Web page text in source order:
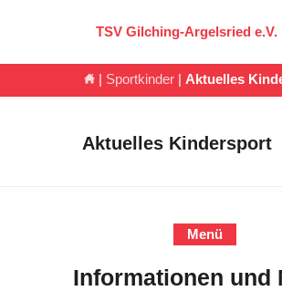
TSV Gilching-Argelsried e.V.
| Sportkinder | Aktuelles
Aktuelles Kindersport
Menü
Informationen und